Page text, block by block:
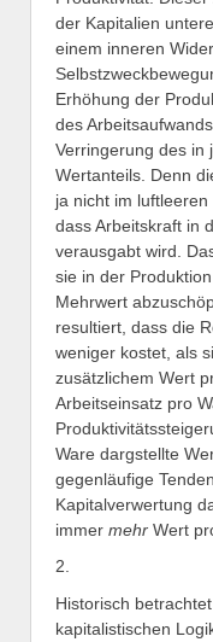
der Kapitalien
einem inneren
Erhöhung der
des
Verringerung des in
Wertanteils. Denn
ja nicht im
dass Arbeitskraft in
verausgabt wird.
sie in der
Mehrwert
resultiert, dass die
weniger kostet, als
zusätzlichem Wert
Arbeitseinsatz pro
Ware dargstellte
gegenläufige
Kapitalverwertung
immer mehr Wert
2.
Historisch
kapitalistischen